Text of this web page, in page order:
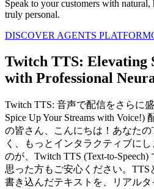
Speak to your customers with
truly personal.
DISCOVER AGENTS PLATFORM
Twitch TTS: Elevating
with Professional
Twitch TTS: 音声で配信をさらに
Spice Up Your Streams with
の皆さん、こんにちは！あなた
く、もっとインタラクティブに
のが、Twitch TTS (Text-to-
思った方もご安心ください。
書き込んだテキストを、リアル